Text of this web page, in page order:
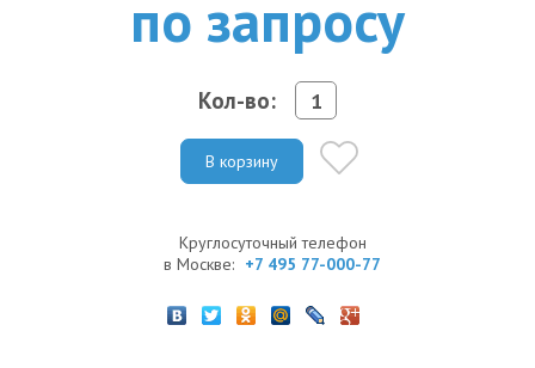
по запросу
Кол-во:
В корзину
Круглосуточный телефон
в Москве: +7 495 77-000-77